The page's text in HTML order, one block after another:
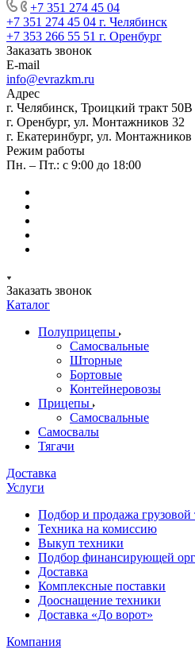
+7 351 274 45 04
+7 351 274 45 04 г. Челябинск
+7 353 266 55 51 г. Оренбург
Заказать звонок
E-mail
info@evrazkm.ru
Адрес
г. Челябинск, Троицкий тракт
г. Оренбург, ул. Монтажников 32
г. Екатеринбург, ул. Монтажников
Режим работы
Пн. – Пт.: с 9:00 до 18:00
Заказать звонок
Каталог
Полуприцепы
Самосвальные
Шторные
Бортовые
Контейнеровозы
Прицепы
Самосвальные
Самосвалы
Тягачи
Доставка
Услуги
Подбор и продажа грузовой
Техника на комиссию
Выкуп техники
Подбор финансирующей
Доставка
Комплексные поставки
Дооснащение техники
Доставка «До ворот»
Компания